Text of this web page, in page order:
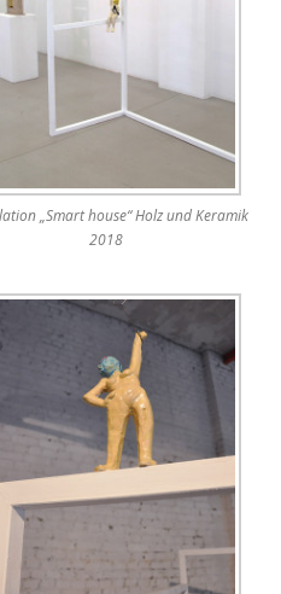
„Smart house“ Holz und Keramik
2018